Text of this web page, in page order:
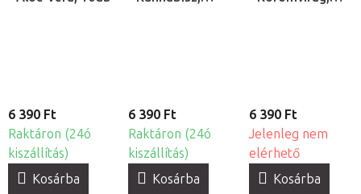
6 390 Ft
Raktáron (24ó
kiszállítás)
Kosárba
6 390 Ft
Raktáron (24ó
kiszállítás)
Kosárba
6 390 Ft
Jelenleg nem
elérhető
Kosárba